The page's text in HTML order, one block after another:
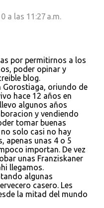
a las 11:27 a.m.
por permitirnos a los
poder opinar y
blog.
Gorostiaga, oriundo de
hace 12 años en
algunos años
y vendiendo
tomar buenas
solo casi no hay
apenas unas 4 o 5
importan. De vez
unas Franziskaner
llegamos.
algunas
casero. Les
la mitad del mundo